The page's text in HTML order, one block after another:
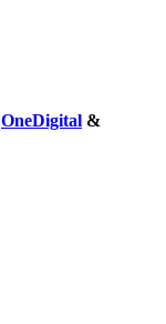
OneDigital &